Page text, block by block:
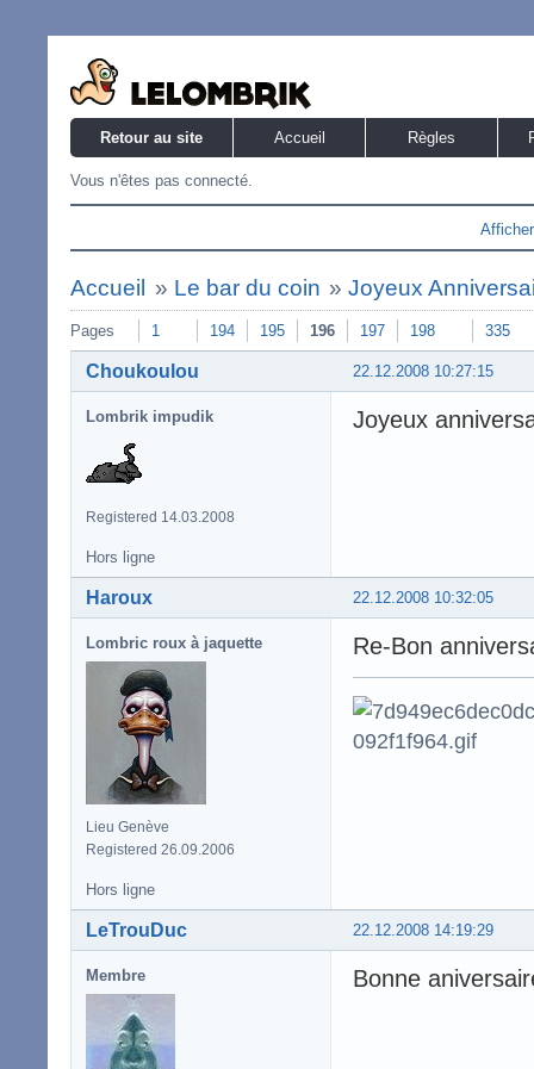
Retour au site Accueil Règles
Vous n'êtes pas connecté.
Accueil » Le bar du coin »Joyeux
Pages 1 194 195 196 197 198 335
22.12.2008 10:27:15
Choukoulou
Lombrik impudik
Registered 14.03.2008
Joyeux
Hors ligne
22.12.2008 10:32:05
Haroux
Lombric roux à jaquette
Lieu Genève
Registered 26.09.2006
Re-Bon
Hors ligne
22.12.2008 14:19:29
LeTrouDuc
Membre Bonne